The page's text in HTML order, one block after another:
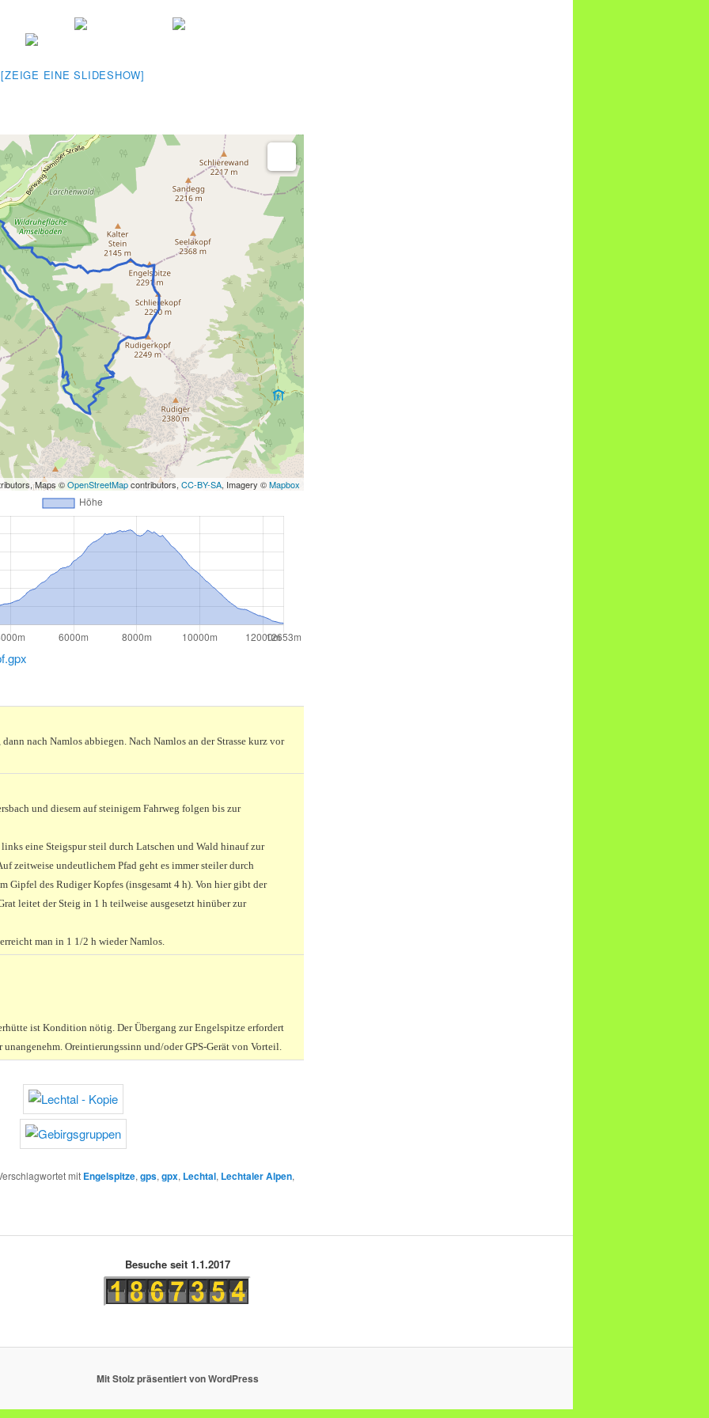
[ZEIGE EINE SLIDESHOW]
Maps ©OpenStreetMapcontributors, CC-BY-SA, Imagery ©Mapbox
nach Namlos abbiegen. Nach Namlos an der Strasse kurz vor
und diesem auf steinigem Fahrweg folgen bis zur
eine Steigspur steil durch Latschen und Wald hinauf zur
zeitweise undeutlichem Pfad geht es immer steiler durch
Gipfel des Rudiger Kopfes (insgesamt 4 h). Von hier gibt der
leitet der Steig in 1 h teilweise ausgesetzt hinüber zur
man in 1 1/2 h wieder Namlos.
ist Kondition nötig. Der Übergang zur Engelspitze erfordert
Oreintierungssinn und/oder GPS-Gerät von Vorteil.
mit Engelspitze, gps, gpx, Lechtal, Lechtaler Alpen,
Besuche seit 1.1.2017
Mit Stolz präsentiert von WordPress